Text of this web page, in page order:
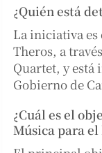
¿Quién está
La iniciativa
Theros, a
Quartet, y está
Gobierno de
¿Cuál es el
Música para